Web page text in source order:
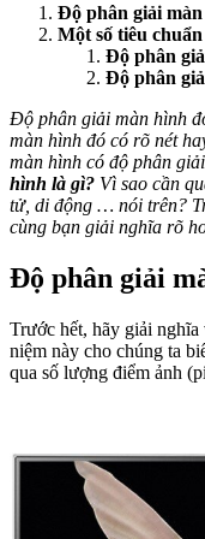
Độ phân giải
Một số tiêu
Độ phân
Độ phân
Độ phân giải màn hình
màn hình đó có rõ nét
màn hình có độ phân
hình là gì? Vì sao cần
tử, di động … nói trên?
cùng bạn giải nghĩa rõ
Độ phân giải
Trước hết, hãy giải
niệm này cho chúng ta
qua số lượng điểm ảnh